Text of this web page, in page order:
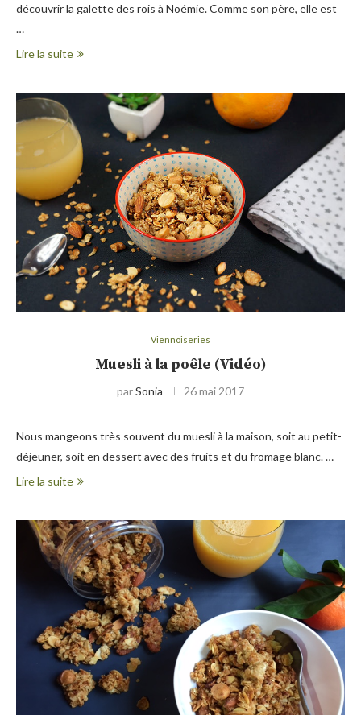
découvrir la galette des rois à Noémie. Comme son père, elle est
…
Lire la suite
Viennoiseries
Muesli à la poêle (Vidéo)
parSonia 26 mai 2017
Nous mangeons très souvent du muesli à la maison, soit au petit-
déjeuner, soit en dessert avec des fruits et du fromage blanc. …
Lire la suite